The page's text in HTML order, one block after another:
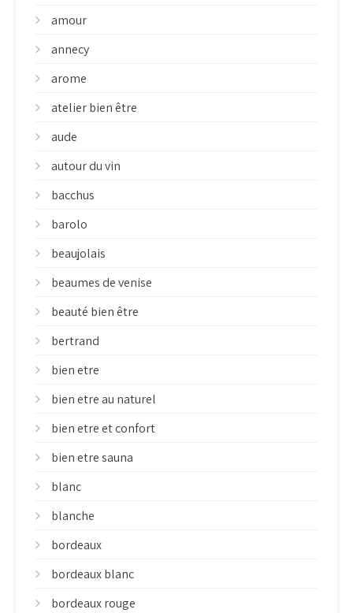
amour
annecy
arome
atelier bien être
aude
autour du vin
bacchus
barolo
beaujolais
beaumes de venise
beauté bien être
bertrand
bien etre
bien etre au naturel
bien etre et confort
bien etre sauna
blanc
blanche
bordeaux
bordeaux blanc
bordeaux rouge